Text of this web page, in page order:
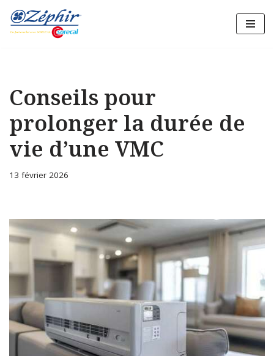
Aller
Conseils pour
prolonger la durée de
vie d’une VMC
13 février 2026